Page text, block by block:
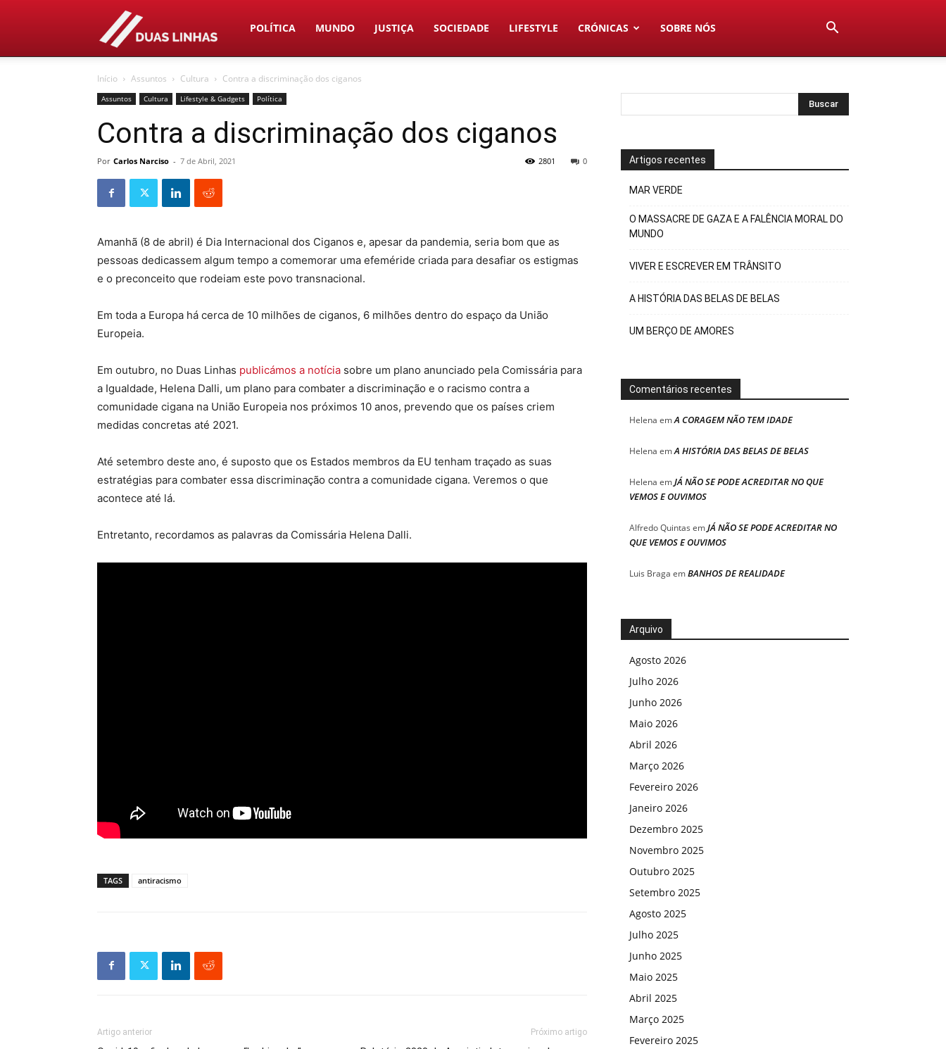
Duas
Linhas
POLÍTICA MUNDO JUSTIÇA SOCIEDADE LIFESTYLE CRÓNICAS SOBRE NÓS
Início Assuntos Cultura Contra a discriminação dos ciganos
Assuntos Cultura Lifestyle & Gadgets Política
Contra a discriminação dos ciganos
Por Carlos Narciso - 7 de Abril, 2021 0
2801
Amanhã (8 de abril) é Dia Internacional dos Ciganos e, apesar da pandemia, seria bom que as
pessoas dedicassem algum tempo a comemorar uma efeméride criada para desafiar os estigmas
e o preconceito que rodeiam este povo transnacional.
Em toda a Europa há cerca de 10 milhões de ciganos, 6 milhões dentro do espaço da União
Europeia.
Em outubro, no Duas Linhas publicámos a notícia sobre um plano anunciado pela Comissária para
a Igualdade, Helena Dalli, um plano para combater a discriminação e o racismo contra a
comunidade cigana na União Europeia nos próximos 10 anos, prevendo que os países criem
medidas concretas até 2021.
Até setembro deste ano, é suposto que os Estados membros da EU tenham traçado as suas
estratégias para combater essa discriminação contra a comunidade cigana. Veremos o que
acontece até lá.
Entretanto, recordamos as palavras da Comissária Helena Dalli.
TAGS antiracismo
Artigo anterior Próximo artigo
Artigos recentes
MAR VERDE
O MASSACRE DE GAZA E A FALÊNCIA MORAL DO
MUNDO
VIVER E ESCREVER EM TRÂNSITO
A HISTÓRIA DAS BELAS DE BELAS
UM BERÇO DE AMORES
Comentários recentes
Helena emA CORAGEM NÃO TEM IDADE
Helena emA HISTÓRIA DAS BELAS DE BELAS
Helena emJÁ NÃO SE PODE ACREDITAR NO QUE
VEMOS E OUVIMOS
Alfredo Quintas emJÁ NÃO SE PODE ACREDITAR NO
QUE VEMOS E OUVIMOS
Luis Braga emBANHOS DE REALIDADE
Arquivo
Agosto 2026
Julho 2026
Junho 2026
Maio 2026
Abril 2026
Março 2026
Fevereiro 2026
Janeiro 2026
Dezembro 2025
Novembro 2025
Outubro 2025
Setembro 2025
Agosto 2025
Julho 2025
Junho 2025
Maio 2025
Abril 2025
Março 2025
Fevereiro 2025